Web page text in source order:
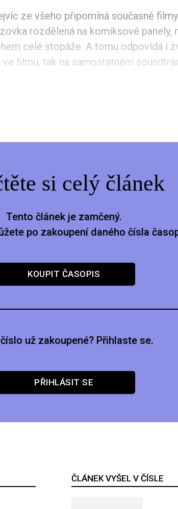
ze všeho připomíná současné
rozdělená na komiksové panely,
celé stopáže. A tomu odpovídá i
filmu, tak na samostatném
si celý článek
Tento článek je zamčený.
po zakoupení daného čísla
KOUPIT ČASOPIS
už zakoupené? Přihlaste se.
PŘIHLÁSIT SE
ČLÁNEK VYŠEL V ČÍSLE